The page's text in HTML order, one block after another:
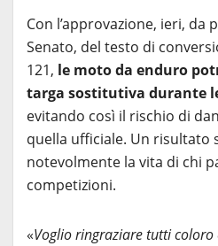
Con l’approvazione, ieri, da
Senato, del testo di
121, le moto da enduro
targa sostitutiva durante
evitando così il rischio di
quella ufficiale. Un risultato
notevolmente la vita di chi
competizioni.
«Voglio ringraziare tutti